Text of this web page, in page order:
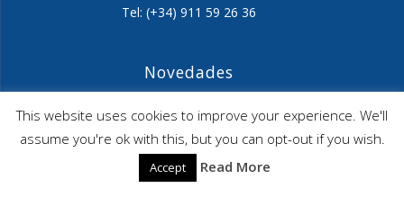
Tel: (+34) 911 59 26 36
Novedades
Agenda ASIME-Ultimo trimestre 2026
ASIME celebrará en diciembre una nueva edición de
sus jornadas
This website uses cookies to improve your experience. We'll
assume you're ok with this, but you can opt-out if you wish.
Accept Read More